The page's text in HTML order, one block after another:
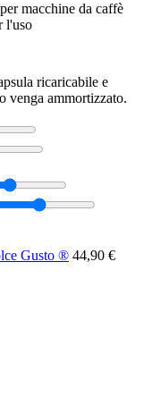
macchine da caffè
l'uso
ricaricabile e
venga ammortizzato.
Gusto ® 44,90 €